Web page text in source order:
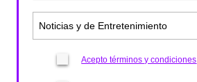
Acepto términos y condiciones